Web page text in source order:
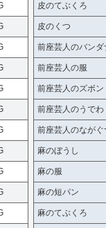
皮のてぶくろ
皮のくつ
前座芸人のバンダ
前座芸人の服
前座芸人のズボン
前座芸人のうでわ
前座芸人のながぐ
麻のぼうし
麻の服
麻の短パン
麻のてぶくろ